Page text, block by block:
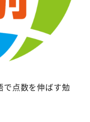
で点数を伸ばす勉